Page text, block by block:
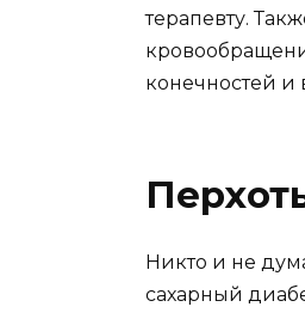
терапевту.
конечностей и
Никто и не
сахарный